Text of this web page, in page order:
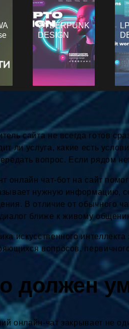
CYBERPUNK
DESIGN
сайта не всегда готов
ли услуга, какие есть
вопрос. Если рядом
онлайн чат-бот на сайт
нужную информацию,
В отличие от обычного
ближе к живому
искусственного
вопросов,
должен
онлайн-чат закрывает не